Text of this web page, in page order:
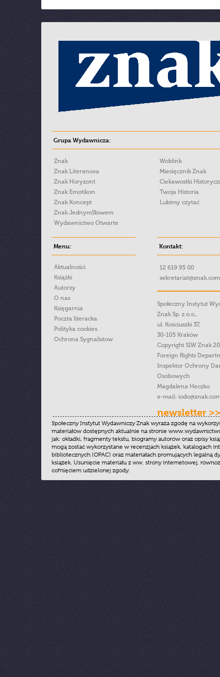
Grupa Wydawnicza:
Znak
Znak Literanova
Znak Horyzont
Znak Emotikon
Znak Koncept
Znak JednymSłowem
Wydawnictwo Otwarte
Woblink
Miesięcznik Znak
Ciekawostki
Twoja Historia
Lubimy czytać
Menu:
Aktualności
Książki
Autorzy
O nas
Księgarnia
Poczta literacka
Polityka cookies
Ochrona Sygnalistow
Kontakt:
12 619 95 00
Społeczny Instytut
Znak Sp. z o.o.,
ul. Kościuszki 37,
30-105 Kraków
Copyright SIW Znak
Foreign Rights
Inspektor Ochrony
Osobowych
Magdalena Heczko
e-mail:
newsletter >>
Społeczny Instytut Wydawniczy Znak wyraża zgodę na
materiałów dostępnych aktualnie na stronie
jak: okładki, fragmenty tekstu, biogramy autorów oraz opisy
mogą zostać wykorzystane w recenzjach książek, katalogach
bibliotecznych (OPAC) oraz materiałach promujących legalną
książek. Usunięcie materiału z ww. strony internetowej,
cofnięciem udzielonej zgody.